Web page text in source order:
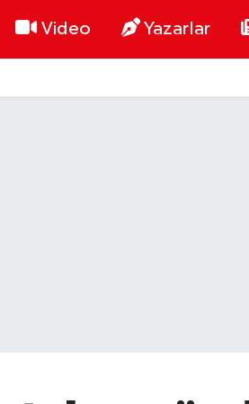
Video Yazarlar